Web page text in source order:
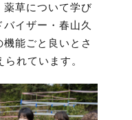
薬草について学び
イザー・春山久
機能ごと良いとさ
れています。